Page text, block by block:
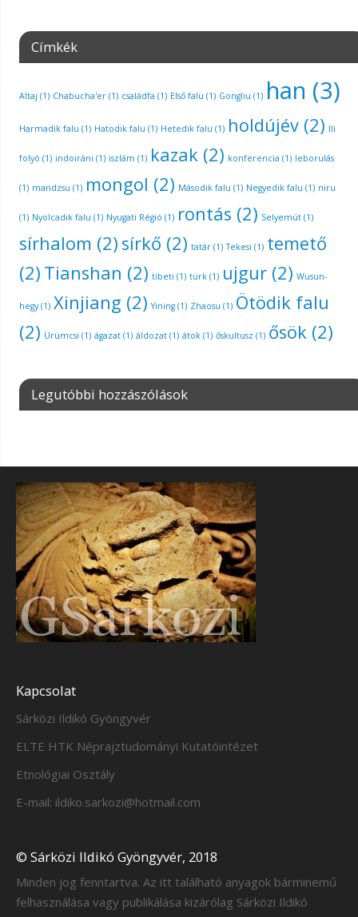
Címkék
Altaj (1) Chabucha'er(1) családfa (1) Első falu (1) Gongliu (1) han (3)
Harmadik falu (1) Hatodik falu (1) Hetedik falu (1) holdújév(2) Ili
folyó (1) indoiráni (1) iszlám (1) kazak(2) konferencia (1) leborulás
(1) mandzsu (1) mongol (2) Második falu (1) Negyedik falu (1) niru
(1) Nyolcadik falu (1) Nyugati Régió (1) rontás (2) Selyemút(1)
sírhalom (2) sírkő (2) tatár(1) Tekesi (1) temető
(2) Tianshan (2) tibeti (1) türk(1) ujgur(2) Wusun-
hegy(1) Xinjiang (2) Yining(1) Zhaosu (1) Ötödik falu
(2) Ürümcsi (1) ágazat(1) áldozat(1) átok(1) őskultusz (1) ősök(2)
Legutóbbi hozzászólások
Kapcsolat
Sárközi Ildikó Gyöngyvér
ELTE HTK Néprajztudományi Kutatóintézet
Etnológiai Osztály
E-mail: ildiko.sarkozi@hotmail.com
© Sárközi Ildikó Gyöngyvér, 2018
Minden jog fenntartva. Az itt található anyagok bárminemű
felhasználása vagy publikálása kizárólag Sárközi Ildikó